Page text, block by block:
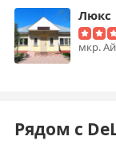
Люкс
мкр.
Рядом с